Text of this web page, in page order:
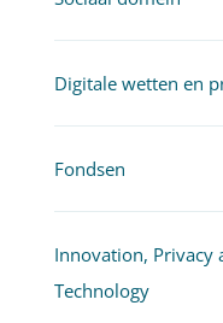
Digitale wetten en
Fondsen
Innovation, Privacy
Technology